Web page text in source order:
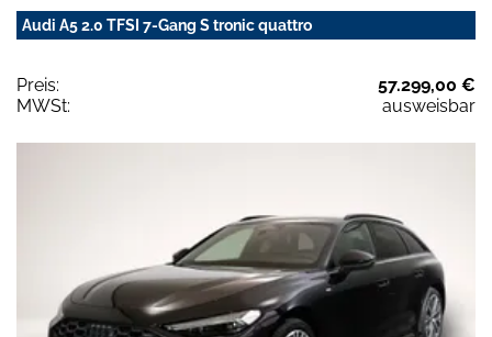
Audi A5 2.0 TFSI 7-Gang S tronic quattro
Preis:
57.299,00 €
MWSt:
ausweisbar